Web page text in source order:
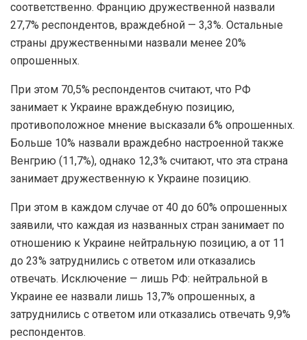
соответственно. Францию дружественной назвали
27,7% респондентов, враждебной — 3,3%. Остальные
страны дружественными назвали менее 20%
опрошенных.
При этом 70,5% респондентов считают, что РФ
занимает к Украине враждебную позицию,
противоположное мнение высказали 6% опрошенных.
Больше 10% назвали враждебно настроенной также
Венгрию (11,7%), однако 12,3% считают, что эта страна
занимает дружественную к Украине позицию.
При этом в каждом случае от 40 до 60% опрошенных
заявили, что каждая из названных стран занимает по
отношению к Украине нейтральную позицию, а от 11
до 23% затруднились с ответом или отказались
отвечать. Исключение — лишь РФ: нейтральной в
Украине ее назвали лишь 13,7% опрошенных, а
затруднились с ответом или отказались отвечать 9,9%
респондентов.